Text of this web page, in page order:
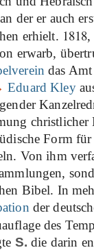
der er auch
erhielt. 1818,
erwarb,
das
Eduard Kley
christlicher
Form
Von ihm
Bibel. In
der
des
S. die darin